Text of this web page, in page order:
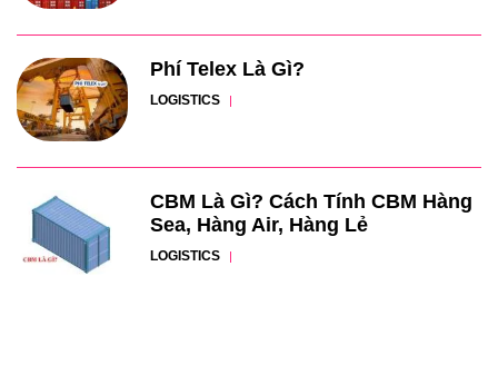
Phí Telex Là Gì?
LOGISTICS
CBM Là Gì? Cách Tính CBM Hàng
Sea, Hàng Air, Hàng Lẻ
LOGISTICS